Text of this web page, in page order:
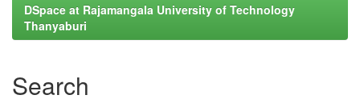
DSpace at Rajamangala University of Technology
Thanyaburi
Search